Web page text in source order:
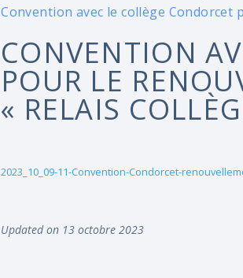
Convention avec le collège
CONVENTION
POUR LE
« RELAIS
2023_10_09-11-Convention-Condorcet-
Updated on 13 octobre 2023